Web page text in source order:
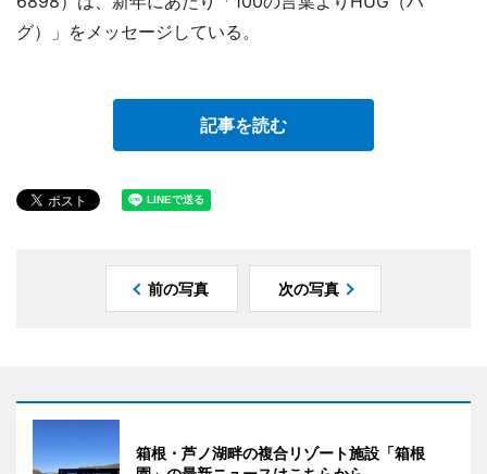
グ）」をメッセージしている。
記事を読む
前の写真 次の写真
箱根・芦ノ湖畔の複合リゾート施設「箱根